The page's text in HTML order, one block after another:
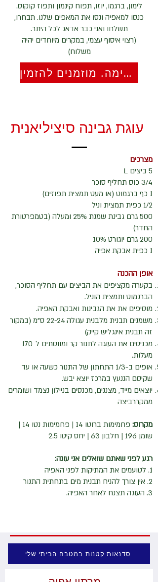
לימון, ברגמו, יוזו, תפוח קינמון ותפוז קוקוס.
כנסו למאפיה ונסו את המאפים שלנו. תבחרו,
תשלחו ואני כבר אדאג לכל היתר.
(רצוי איסוף עצמי, במקרים מיוחדים יהיה
משלוח)
מאפיה קטוגנית ודל פחמימה. מוזמנים להזמין
עוגת גבינה סיציליאנית
מצרכים
5 ביצים L
3/4 כוס תחליף סוכר
1 כף ברגמוט (או מעט תמצית תפוזים)
1/2 כפית תמצית וניל
500 גרם גבינת שמנת 25% ומעלה (בטמפרטורת
החדר)
200 גרם יוגורט 10%
1 כפית אבקת אפיה
אופן ההכנה
בקערה מקציפים את הביצים עם תחליף הסוכר,
הברגמוט ותמצית הוניל.
מוסיפים את את הגבינות ואבקת האפיה.
משמנים תבנית מלבנית עגולה 22-24 ס"מ (במקור
זה תבנית אינגליש קייק)
מכניסים את העוגה לתנור קר ומווסתים ל-170
מעלות.
אופים ב-1/3 התחתון של התנור כשעה או עד
שקיסם הננעץ במרכז יוצא יבש.
יוצאים מייד, מצננים, מכנסים בניילון נצמד ושומרים
ממקררביצה
​מקרוס:
פחמימות ברוטו 14 | פחמימות נטו 14 |
שומן 196 | חלבון 63 | יחס קיטו 2.5
רגע לפני שאתם שואלים אני עונה:
1. לטועמים את המתיקות לפני האפיה
2. אין צורך להניח תבנית מים בתחתית התנור
3. העוגה תצנח לאחר האפיה.
סדנאות קטנות במטבח הביתי שלי